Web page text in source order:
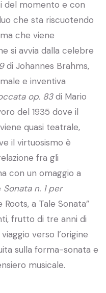
del momento e con
che sta riscuotendo
che viene
si avvia dalla celebre
di Johannes Brahms,
e inventiva
op. 83di Mario
del 1935 dove il
quasi teatrale,
il virtuosismo è
fra gli
con un omaggio a
Sonata n. 1 per
Roots, a Tale Sonata”
frutto di tre anni di
verso l’origine
sulla forma-sonata e
musicale.